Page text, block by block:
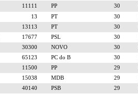
11111 PP 30
13 PT 30
13113 PT 30
17677 PSL 30
30300 NOVO 30
65123 PC do B 30
11500 PP 29
15038 MDB 29
40140 PSB 29